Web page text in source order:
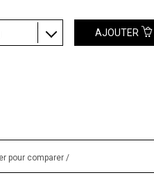
AJOUTER
pour comparer/